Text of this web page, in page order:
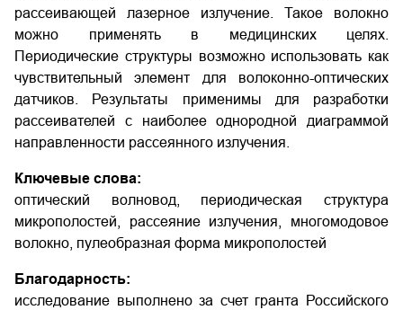
рассеивающей лазерное излучение. Такое волокно
можно применять в медицинских целях.
Периодические структуры возможно использовать как
чувствительный элемент для волоконно-оптических
датчиков. Результаты применимы для разработки
рассеивателей с наиболее однородной диаграммой
направленности рассеянного излучения.
Ключевые слова:
оптический волновод, периодическая структура
микрополостей, рассеяние излучения, многомодовое
волокно, пулеобразная форма микрополостей
Благодарность:
исследование выполнено за счет гранта Российского